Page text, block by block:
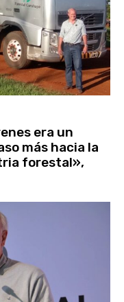
era un
más hacia la
forestal»,